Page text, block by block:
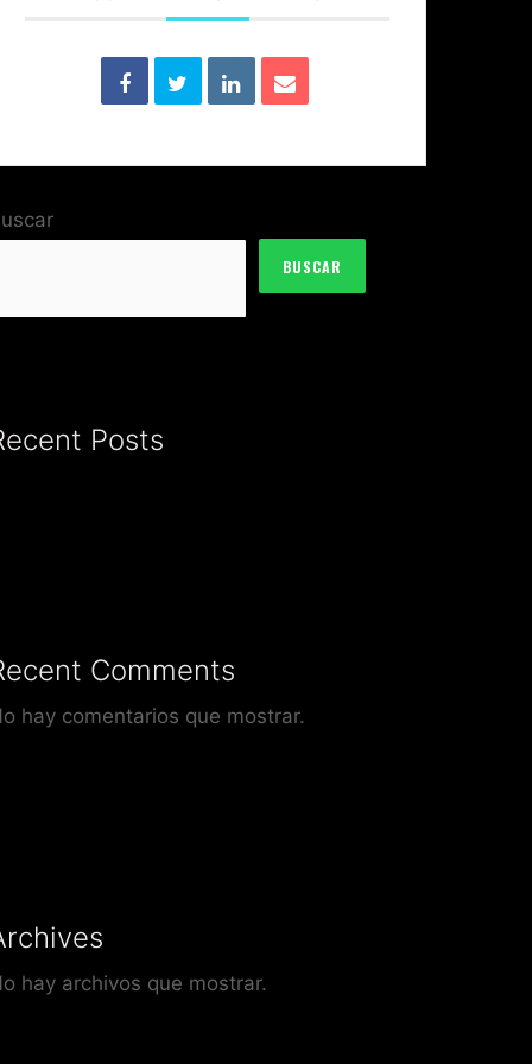
BUSCAR
Posts
Comments
hay comentarios que mostrar.
hay archivos que mostrar.